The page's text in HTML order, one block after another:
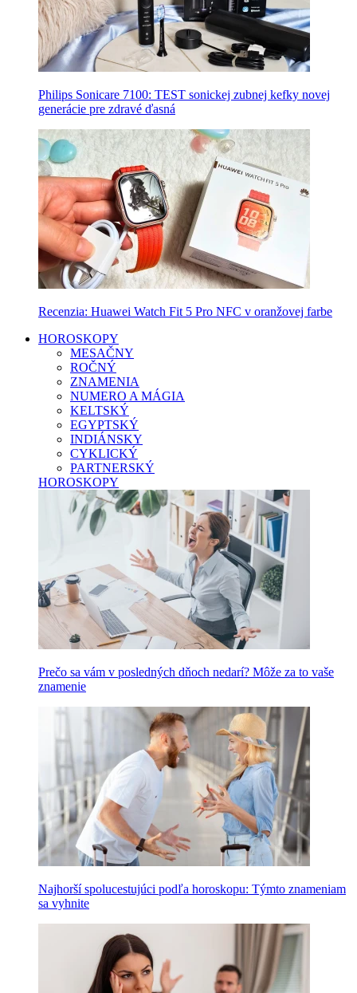
Philips Sonicare 7100: TEST sonickej zubnej kefky novej
generácie pre zdravé ďasná
Recenzia: Huawei Watch Fit 5 Pro NFC v oranžovej farbe
HOROSKOPY
MESAČNY
ROČNÝ
ZNAMENIA
NUMERO A MÁGIA
KELTSKÝ
EGYPTSKÝ
INDIÁNSKY
CYKLICKÝ
PARTNERSKÝ
HOROSKOPY
Prečo sa vám v posledných dňoch nedarí? Môže za to vaše
znamenie
Najhorší spolucestujúci podľa horoskopu: Týmto znameniam
sa vyhnite